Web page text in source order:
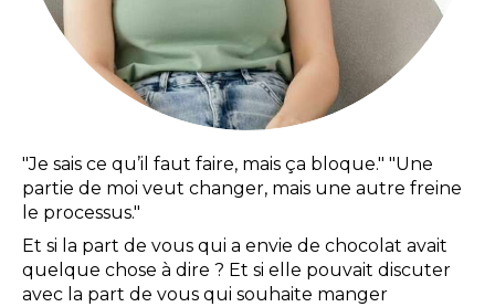
"Je sais ce qu’il faut faire, mais ça bloque." "Une
partie de moi veut changer, mais une autre freine
le processus."
Et si la part de vous qui a envie de chocolat avait
quelque chose à dire ? Et si elle pouvait discuter
avec la part de vous qui souhaite manger